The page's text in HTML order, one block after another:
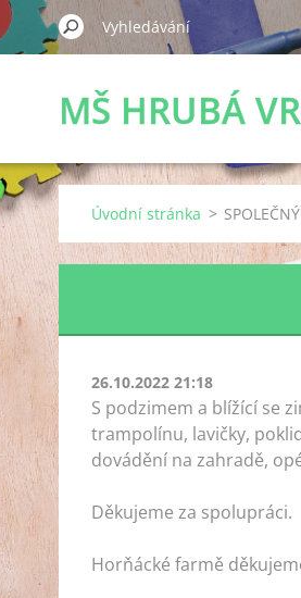
MŠ HRUBÁ
Úvodní stránka >
26.10.2022 21:18
S podzimem a blížící se
trampolínu, lavičky,
dovádění na zahradě,
Děkujeme za spolupráci.
Horňácké farmě